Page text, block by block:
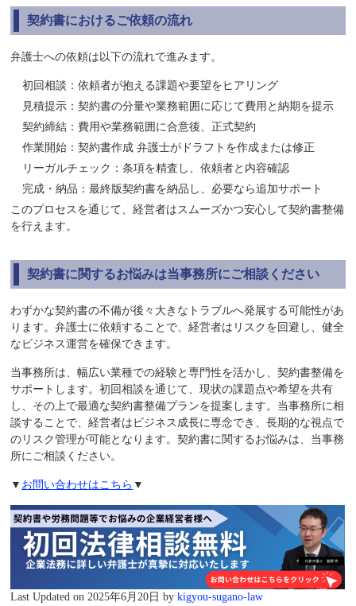
契約書におけるご依頼の流れ
弁護士への依頼は以下の流れで進みます。
初回相談：依頼者が抱える課題や要望をヒアリング
見積提示：契約書の分量や業務範囲に応じて費用と納期を提示
契約締結：費用や業務範囲に合意後、正式契約
作業開始：契約書作成 弁護士がドラフトを作成または修正
リーガルチェック：条項を精査し、依頼者と内容確認
完成・納品：最終版契約書を納品し、必要なら追加サポート
このプロセスを通じて、経営者はスムーズかつ安心して契約書整備
を行えます。
契約書に関するお悩みは当事務所にご相談ください
わずかな契約書の不備が後々大きなトラブルへ発展する可能性があ
ります。弁護士に依頼することで、経営者はリスクを回避し、健全
なビジネス運営を確保できます。
当事務所は、幅広い業種での経験と専門性を活かし、契約書整備を
サポートします。初回相談を通じて、現状の課題点や希望を共有
し、その上で最適な契約書整備プランを提案します。当事務所に相
談することで、経営者はビジネス成長に専念でき、長期的な視点で
のリスク管理が可能となります。契約書に関するお悩みは、当事務
所にご相談ください。
▼ お問い合わせはこちら ▼
Last Updated on 2025年6月20日 bykigyou-sugano-law